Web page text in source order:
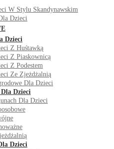
W Stylu Skandynawskim
Dzieci
Dzieci
Z Huśtawką
Z Piaskownicą
Z Podestem
Ze Zjeżdżalnią
Dla Dzieci
Dzieci
Dla Dzieci
Dzieci